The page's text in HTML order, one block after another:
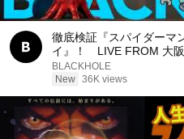
徹底検証『スパイダーマ
イ』！ LIVE FROM 大阪
ホーク＋柳下毅一郎）
BLACKHOLE
New 36K views